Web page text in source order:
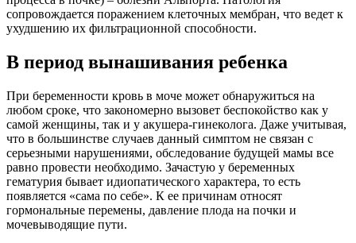
сопровождается поражением клеточных мембран, что ведет к
ухудшению их фильтрационной способности.
В период вынашивания ребенка
При беременности кровь в моче может обнаружиться на
любом сроке, что закономерно вызовет беспокойство как у
самой женщины, так и у акушера-гинеколога. Даже учитывая,
что в большинстве случаев данный симптом не связан с
серьезными нарушениями, обследование будущей мамы все
равно провести необходимо. Зачастую у беременных
гематурия бывает идиопатического характера, то есть
появляется «сама по себе». К ее причинам относят
гормональные перемены, давление плода на почки и
мочевыводящие пути.